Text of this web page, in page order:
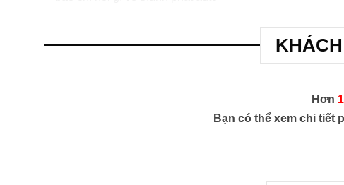
Hơn
Bạn có thể xem chi tiết